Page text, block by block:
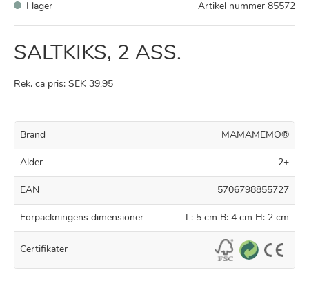
I lager Artikel nummer 85572
SALTKIKS, 2 ASS.
Rek. ca pris: SEK 39,95
Brand MAMAMEMO®
Alder 2+
EAN 5706798855727
Förpackningens dimensioner L: 5 cm B: 4 cm H: 2 cm
Certifikater